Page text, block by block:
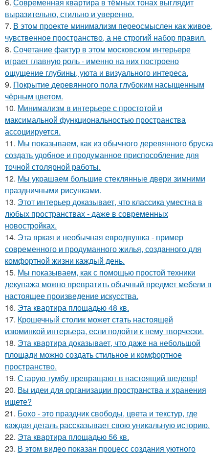
выразительно, стильно и уверенно.
7. В этом проекте минимализм переосмыслен как живое,
чувственное пространство, а не строгий набор правил.
8. Сочетание фактур в этом московском интерьере
играет главную роль - именно на них построено
ощущение глубины, уюта и визуального интереса.
9. Покрытие деревянного пола глубоким насыщенным
чёрным цветом.
10. Минимализм в интерьере с простотой и
максимальной функциональностью пространства
ассоциируется.
11. Мы показываем, как из обычного деревянного бруска
создать удобное и продуманное приспособление для
точной столярной работы.
12. Мы украшаем большие стеклянные двери зимними
праздничными рисунками.
13. Этот интерьер доказывает, что классика уместна в
любых пространствах - даже в современных
новостройках.
14. Эта яркая и необычная евродвушка - пример
современного и продуманного жилья, созданного для
комфортной жизни каждый день.
15. Мы показываем, как с помощью простой техники
декупажа можно превратить обычный предмет мебели в
настоящее произведение искусства.
16. Эта квартира площадью 48 кв.
17. Крошечный столик может стать настоящей
изюминкой интерьера, если подойти к нему творчески.
18. Эта квартира доказывает, что даже на небольшой
площади можно создать стильное и комфортное
пространство.
19. Старую тумбу превращают в настоящий шедевр!
20. Вы идеи для организации пространства и хранения
ищете?
21. Бохо - это праздник свободы, цвета и текстур, где
каждая деталь рассказывает свою уникальную историю.
22. Эта квартира площадью 56 кв.
23. В этом видео показан процесс создания уютного